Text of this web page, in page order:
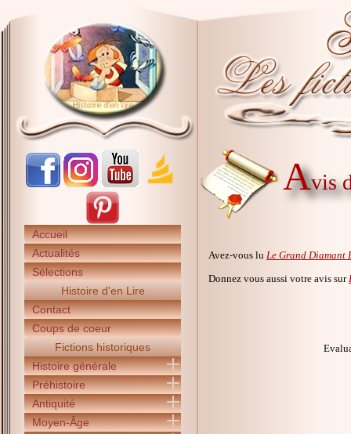
Accueil
Actualités
Sélections
Histoire d'en Lire
Contact
Coups de coeur
Fictions historiques
Histoire générale
Préhistoire
Antiquité
Moyen-Âge
Avis
Avez-vous lu Le Grand Diamant
Donnez vous aussi votre avis sur